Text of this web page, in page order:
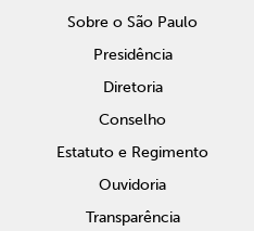
Sobre o São Paulo
Presidência
Diretoria
Conselho
Estatuto e Regimento
Ouvidoria
Transparência